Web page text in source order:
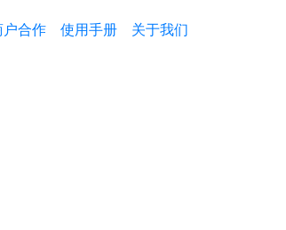
户合作 使用手册 关于我们